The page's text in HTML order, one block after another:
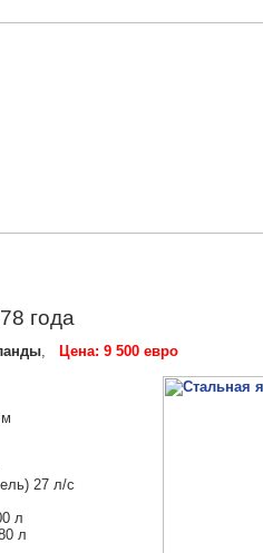
года
, Цена: 9 500 евро
27 л/с
л
л